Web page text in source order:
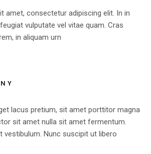
amet, consectetur adipiscing elit. In in
vulputate vel vitae quam. Cras
in aliquam urn
lacus pretium, sit amet porttitor magna
sit amet nulla sit amet fermentum.
vestibulum. Nunc suscipit ut libero